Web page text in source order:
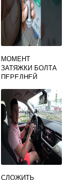
МОМЕНТ
ЗАТЯЖКИ БОЛТА
ПЕРЕДНЕЙ
ОКТАВИЯ А5
СЛОЖИТЬ